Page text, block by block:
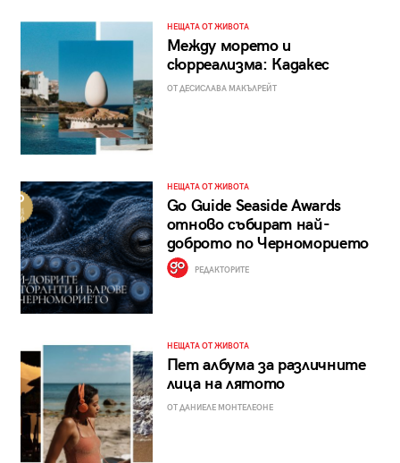
НЕЩАТА ОТ ЖИВОТА
Между морето и
сюрреализма: Кадакес
ОТ ДЕСИСЛАВА МАКЪЛРЕЙТ
НЕЩАТА ОТ ЖИВОТА
Go Guide Seaside Awards
отново събират най-
доброто по Черноморието
РЕДАКТОРИТЕ
НЕЩАТА ОТ ЖИВОТА
Пет албума за различните
лица на лятото
ОТ ДАНИЕЛЕ МОНТЕЛЕОНЕ